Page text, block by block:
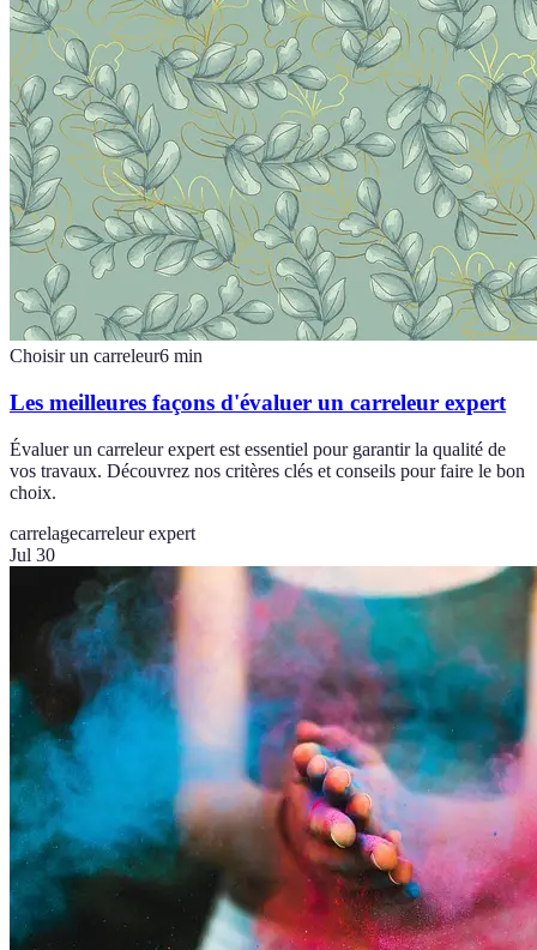
Choisir un carreleur6 min
Les meilleures façons d'évaluer un carreleur expert
Évaluer un carreleur expert est essentiel pour garantir la qualité de
vos travaux. Découvrez nos critères clés et conseils pour faire le bon
choix.
carrelagecarreleur expert
Jul 30